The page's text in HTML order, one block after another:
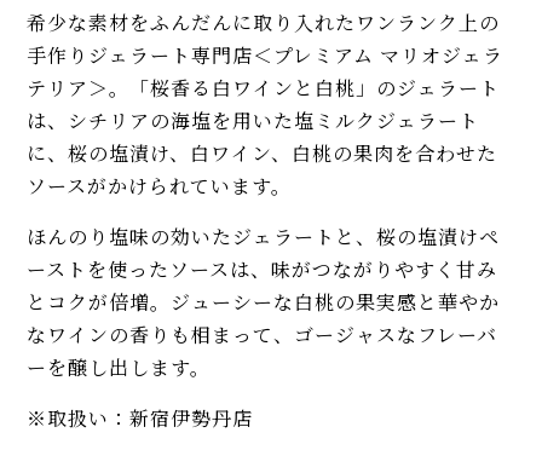
希少な素材をふんだんに取り入れたワンランク上の
手作りジェラート専門店＜プレミアム マリオジェラ
テリア＞。「桜香る白ワインと白桃」のジェラート
は、シチリアの海塩を用いた塩ミルクジェラート
に、桜の塩漬け、白ワイン、白桃の果肉を合わせた
ソースがかけられています。
ほんのり塩味の効いたジェラートと、桜の塩漬けペ
ーストを使ったソースは、味がつながりやすく甘み
とコクが倍増。ジューシーな白桃の果実感と華やか
なワインの香りも相まって、ゴージャスなフレーバ
ーを醸し出します。
※取扱い：新宿伊勢丹店